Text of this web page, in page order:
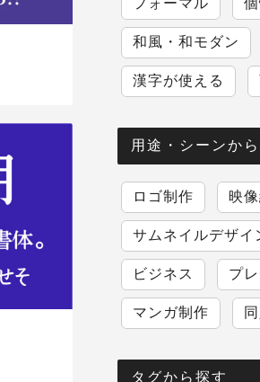
フォーマル
和風・和モダン
漢字が使える
用途・シーンか
ロゴ制作 映
サムネイルデザイ
ビジネス プ
マンガ制作
タグから探す